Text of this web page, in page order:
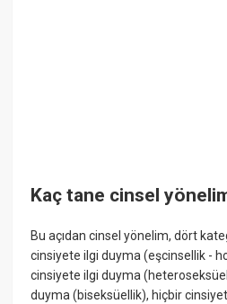
Kaç tane cinsel
Bu açıdan cinsel yönelim, dört
cinsiyete ilgi duyma (eşcinsellik -
cinsiyete ilgi duyma
duyma (biseksüellik), hiçbir